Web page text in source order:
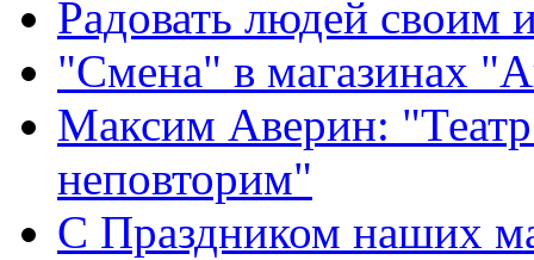
Радовать людей своим
"Смена" в магазинах
Максим Аверин:
неповторим"
С Праздником наших